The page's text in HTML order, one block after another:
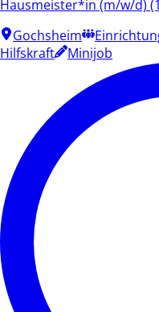
Hausmeister*in (m/w/d)
Gochsheim
Hilfskraft
Minijob